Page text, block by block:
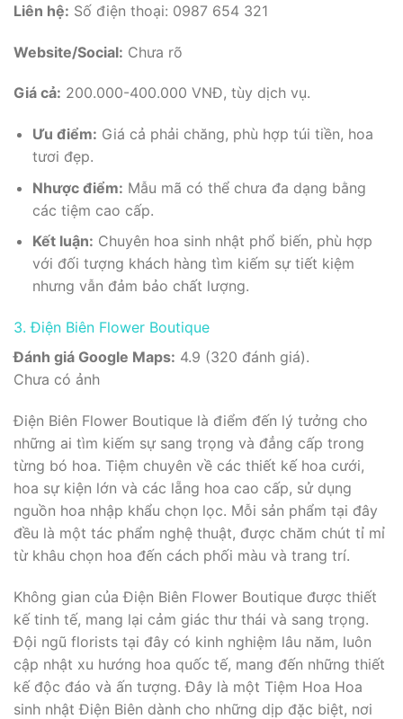
Liên hệ: Số điện thoại: 0987 654 321
Website/Social: Chưa rõ
Giá cả: 200.000-400.000 VNĐ, tùy dịch vụ.
Ưu điểm: Giá cả phải chăng, phù hợp túi tiền, hoa
tươi đẹp.
Nhược điểm: Mẫu mã có thể chưa đa dạng bằng
các tiệm cao cấp.
Kết luận: Chuyên hoa sinh nhật phổ biến, phù hợp
với đối tượng khách hàng tìm kiếm sự tiết kiệm
nhưng vẫn đảm bảo chất lượng.
3. Điện Biên Flower Boutique
Đánh giá Google Maps: 4.9 (320 đánh giá).
Chưa có ảnh
Điện Biên Flower Boutique là điểm đến lý tưởng cho
những ai tìm kiếm sự sang trọng và đẳng cấp trong
từng bó hoa. Tiệm chuyên về các thiết kế hoa cưới,
hoa sự kiện lớn và các lẵng hoa cao cấp, sử dụng
nguồn hoa nhập khẩu chọn lọc. Mỗi sản phẩm tại đây
đều là một tác phẩm nghệ thuật, được chăm chút tỉ mỉ
từ khâu chọn hoa đến cách phối màu và trang trí.
Không gian của Điện Biên Flower Boutique được thiết
kế tinh tế, mang lại cảm giác thư thái và sang trọng.
Đội ngũ florists tại đây có kinh nghiệm lâu năm, luôn
cập nhật xu hướng hoa quốc tế, mang đến những thiết
kế độc đáo và ấn tượng. Đây là một Tiệm Hoa Hoa
sinh nhật Điện Biên dành cho những dịp đặc biệt, nơi